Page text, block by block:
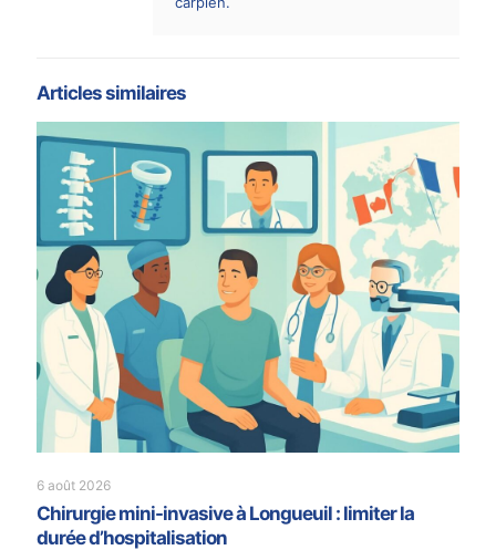
Articles similaires
6 août 2026
Chirurgie mini-invasive à Longueuil : limiter la
durée d’hospitalisation